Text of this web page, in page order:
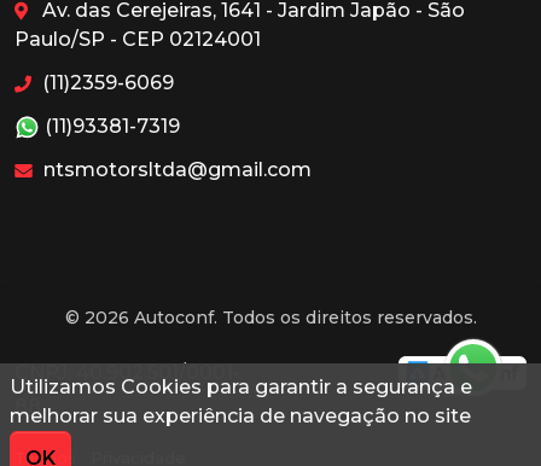
Utilizamos Cookies para garantir a segurança e
melhorar sua experiência de navegação no site
OK
Av. das Cerejeiras, 1641 - Jardim Japão - São
Paulo/SP - CEP 02124001
(11)2359-6069
(11)93381-7319
ntsmotorsltda@gmail.com
© 2026 Autoconf. Todos os direitos reservados.
Termos